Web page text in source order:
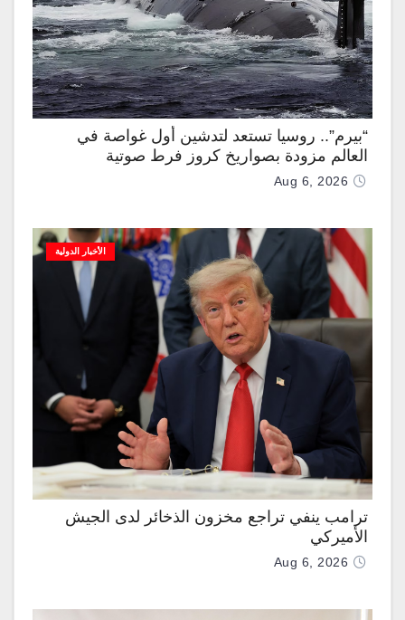
“بيرم”.. روسيا تستعد لتدشين أول غواصة في
العالم مزودة بصواريخ كروز فرط صوتية
Aug 6, 2026
الأخبار الدولية
ترامب ينفي تراجع مخزون الذخائر لدى الجيش
الأميركي
Aug 6, 2026